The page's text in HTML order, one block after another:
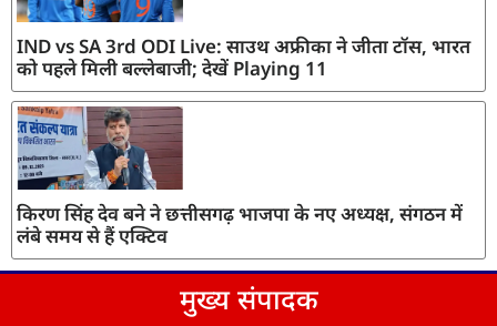
IND vs SA 3rd ODI Live: साउथ अफ्रीका ने जीता टॉस, भारत
को पहले मिली बल्लेबाजी; देखें Playing 11
किरण सिंह देव बने ने छत्तीसगढ़ भाजपा के नए अध्यक्ष, संगठन में
लंबे समय से हैं एक्टिव
मुख्य संपादक